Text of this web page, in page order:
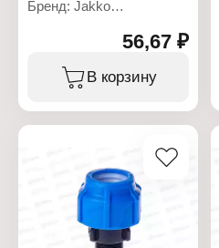
Бренд: Jakko
Тип товара: Муфта
Тип: компрессионная
Вид: соединительная
Диаметр присоединения:
Материал: полиэтилен
низкого давления
56,67 ₽
В корзину